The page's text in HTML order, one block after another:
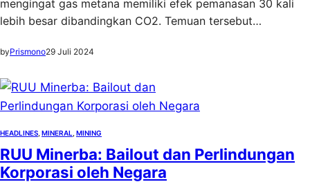
mengingat gas metana memiliki efek pemanasan 30 kali
lebih besar dibandingkan CO2. Temuan tersebut…
byPrismono29 Juli 2024
HEADLINES MINERAL MINING
RUU Minerba: Bailout dan Perlindungan
Korporasi oleh Negara